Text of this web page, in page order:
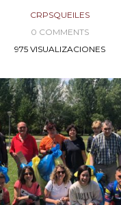
CRPSQUEILES
0 COMMENTS
975 VISUALIZACIONES